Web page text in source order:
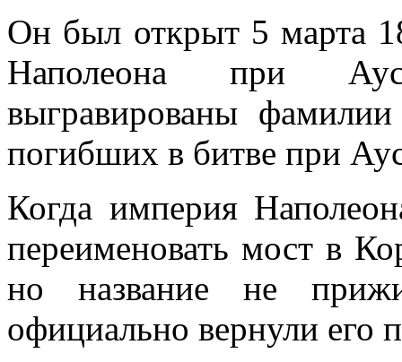
Он был открыт 5 марта
Наполеона при
выгравированы фамилии
погибших в битве при
Когда империя
переименовать мост в
но название не
официально вернули его